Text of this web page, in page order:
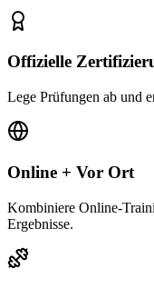
Offizielle
Lege Prüfungen ab und
Online + Vor Ort
Kombiniere Online-
Ergebnisse.